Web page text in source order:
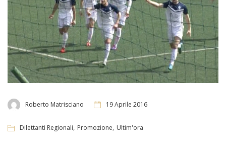
Roberto Matrisciano 19 Aprile 2016
Dilettanti Regionali, Promozione, Ultim'ora